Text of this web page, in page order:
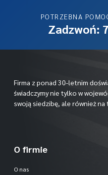
POTRZEBNA
Zadzwoń:
Firma z ponad 30-letnim
świadczymy nie tylko w
swoją siedzibę, ale również na
O firmie
O nas